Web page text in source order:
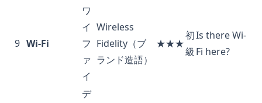
9 Wi-Fi
ワ
イ
フ
ァ
イ
Wireless
Fidelity（ブ
ランド造語）
★★★
初
級
Is there Wi-
Fi here?
デ